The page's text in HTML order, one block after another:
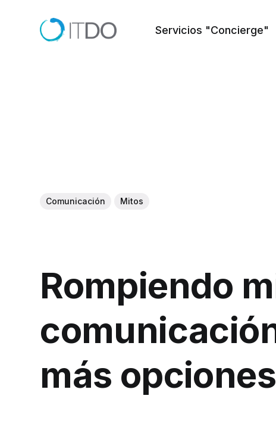
Servicios "Concierge"
Comunicación Mitos
Rompiendo
más